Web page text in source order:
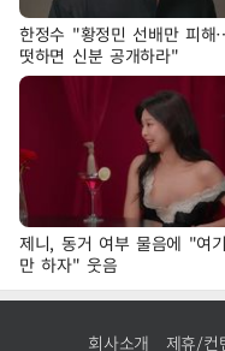
한정수 "황정민 선배만 피
떳하면 신분 공개하라"
제니, 동거 여부 물음에 "여
만 하자" 웃음
회사소개 제휴/컨